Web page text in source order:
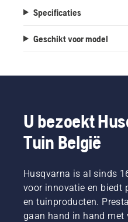
Specificaties
Geschikt voor model
U bezoekt
Tuin België
Husqvarna is al sinds
voor innovatie en biedt
en tuinproducten.
gaan hand in hand met